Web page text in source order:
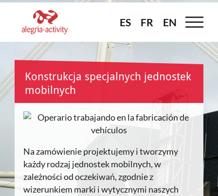
Skip
content
ES FR EN
ES FR EN
Konstrukcja specjalnych jednostek
mobilnych
Na zamówienie projektujemy i tworzymy
każdy rodzaj jednostek mobilnych, w
zależności od oczekiwań, zgodnie z
wizerunkiem marki i wytycznymi naszych